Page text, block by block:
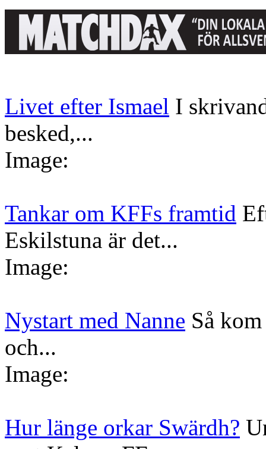
Livet efter Ismael I
besked,...
Image:
Tankar om KFFs framtid
Eskilstuna är det...
Image:
Nystart med Nanne Så
och...
Image:
Hur länge orkar Swärdh?